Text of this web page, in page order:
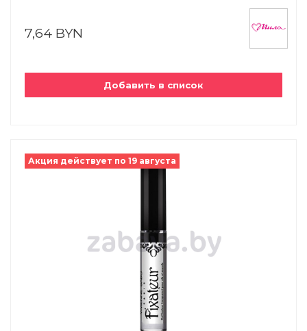
7,64 BYN
Добавить в список
Акция действует по 19 августа